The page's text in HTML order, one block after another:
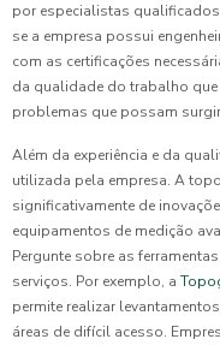
por especialistas
se a empresa possui
com as certificações
da qualidade do trabalho
problemas que possam
Além da experiência e da
utilizada pela empresa. A
significativamente de
equipamentos de medição
Pergunte sobre as
serviços. Por exemplo, a
permite realizar
áreas de difícil acesso.